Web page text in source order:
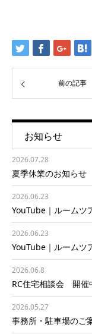
前の記事
お知らせ
2026.07.28
夏季休業のお知らせ
2026.06.23
YouTube｜ルームツ
2026.06.23
YouTube｜ルーム
2026.06.8
RC住宅相談会 開催
2026.05.27
事務所・駐車場のご